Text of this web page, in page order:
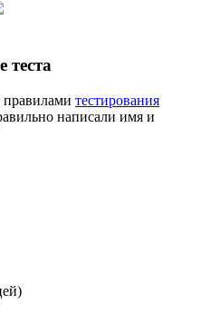
теста
правилами тестирования
написали имя и